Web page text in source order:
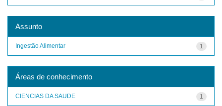
Assunto
1
Ingestão Alimentar
Áreas de conhecimento
1
CIENCIAS DA SAUDE